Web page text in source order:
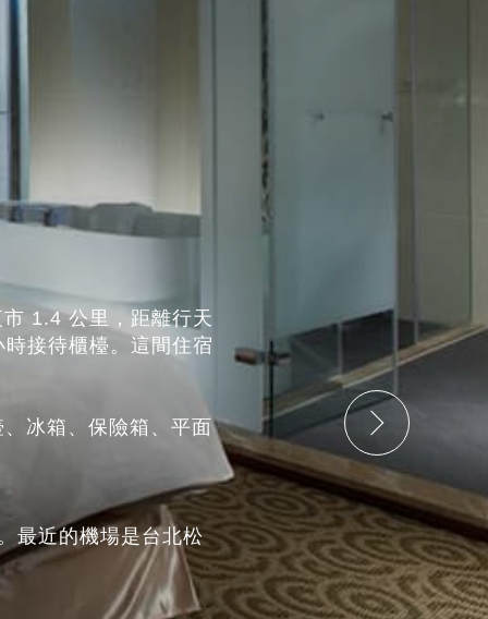
1.4 公里，距離行天
接待櫃檯。這間住宿
冰箱、保險箱、平面
最近的機場是台北松